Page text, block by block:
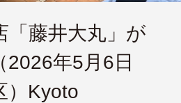
「藤井大丸」が
2026年5月6日
）Kyoto